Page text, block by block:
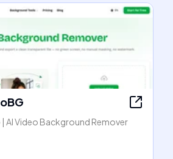
AI Video Background Remover